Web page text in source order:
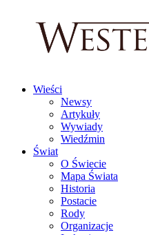
Wieści
Newsy
Artykuły
Wywiady
Wiedźmin
Świat
O Świecie
Mapa Świata
Historia
Postacie
Rody
Organizacje